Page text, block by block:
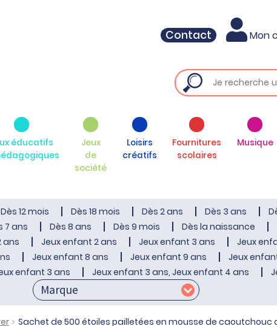
Contact Mon
éducatifs
Jeux
de
société
Loisirs
créatifs
Fournitures
scolaires
Musique
Dès 12 mois Dès 18 mois Dès 2 ans Dès 3 ans
7 ans Dès 8 ans Dès 9 mois Dès la naissance
ans
Jeux enfant 2 ans Jeux enfant 3 ans Jeux
Jeux enfant 8 ans Jeux enfant 9 ans Jeux
enfant 3 ans Jeux enfant 3 ans, Jeux enfant 4 ans
Sachet de 500 étoiles pailletées en mousse de caoutchouc